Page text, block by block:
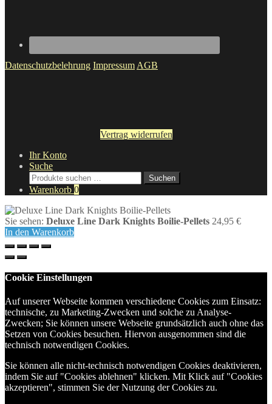
Datenschutzbelehrung Impressum AGB
Vertrag widerrufen
Ihr Konto
Suche
Suche
nach:
Suchen
Warenkorb 0
Sie sehen: Deluxe Line Dark Knights Boilie-Pellets 24,95 €
In den Warenkorb
Cookie Einstellungen
Auf unserer Webseite kommen verschiedene Cookies zum Einsatz:
technische, zu Marketing-Zwecken und solche zu Analyse-
Zwecken; Sie können unsere Webseite grundsätzlich auch ohne das
Setzen von Cookies besuchen. Hiervon ausgenommen sind die
technisch notwendigen Cookies.
Sie können alle nicht-technisch notwendigen Cookies deaktivieren,
indem Sie auf "Cookies ablehnen" klicken. Mit Klick auf "Cookies
akzeptieren", stimmen Sie der Nutzung der Cookies zu.